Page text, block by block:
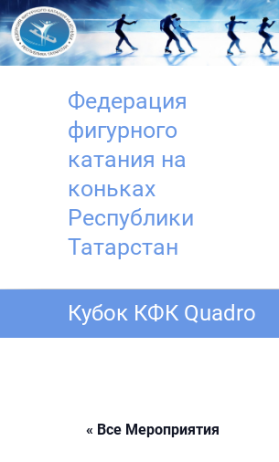
Перейти
к
содержимому
Федерация
фигурного
катания на
коньках
Республики
Татарстан
Кубок КФК Quadro
« Все Мероприятия